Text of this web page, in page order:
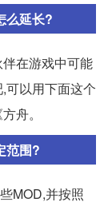
么延长?
在游戏中可能
可以用下面这个
舟。
范围?
MOD,并按照